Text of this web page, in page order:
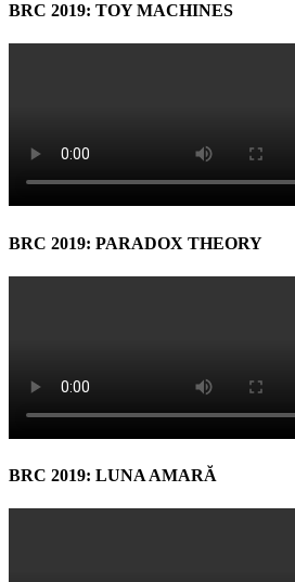
BRC 2019: TOY MACHINES
BRC 2019: PARADOX THEORY
BRC 2019: LUNA AMARĂ